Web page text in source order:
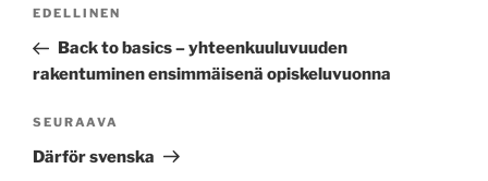
Edellinen
artikkeli
EDELLINEN
Back to basics – yhteenkuuluvuuden
rakentuminen ensimmäisenä opiskeluvuonna
Seuraava
artikkeli
SEURAAVA
Därför svenska